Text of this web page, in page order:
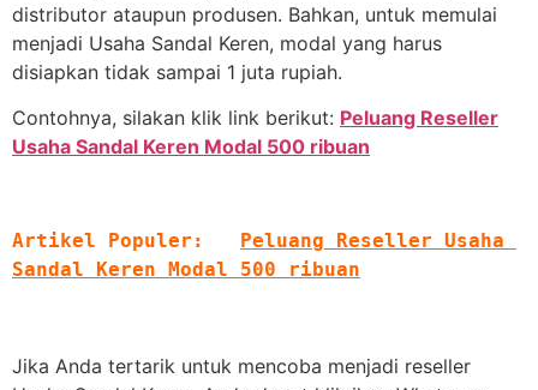
distributor ataupun produsen. Bahkan, untuk memulai
menjadi Usaha Sandal Keren, modal yang harus
disiapkan tidak sampai 1 juta rupiah.
Contohnya, silakan klik link berikut: Peluang Reseller
Usaha Sandal Keren Modal 500 ribuan
Artikel Populer: Peluang Reseller Usaha
Sandal Keren Modal 500 ribuan
Jika Anda tertarik untuk mencoba menjadi reseller